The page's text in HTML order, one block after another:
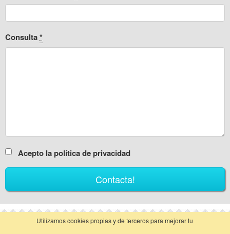
Consulta*
Acepto la política de privacidad
Utilizamos cookies propias y de terceros para mejorar tu